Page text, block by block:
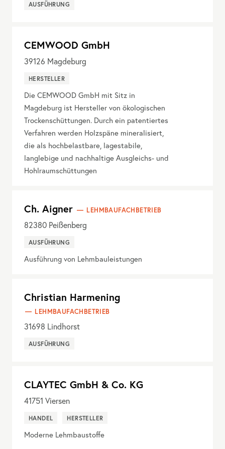
AUSFÜHRUNG
CEMWOOD GmbH
39126 Magdeburg
HERSTELLER
Die CEMWOOD GmbH mit Sitz in
Magdeburg ist Hersteller von ökologischen
Trockenschüttungen. Durch ein patentiertes
Verfahren werden Holzspäne mineralisiert,
die als hochbelastbare, lagestabile,
langlebige und nachhaltige Ausgleichs- und
Hohlraumschüttungen
Ch. Aigner LEHMBAUFACHBETRIEB
82380 Peißenberg
AUSFÜHRUNG
Ausführung von Lehmbauleistungen
Christian Harmening
LEHMBAUFACHBETRIEB
31698 Lindhorst
AUSFÜHRUNG
CLAYTEC GmbH & Co. KG
41751 Viersen
HANDEL HERSTELLER
Moderne Lehmbaustoffe